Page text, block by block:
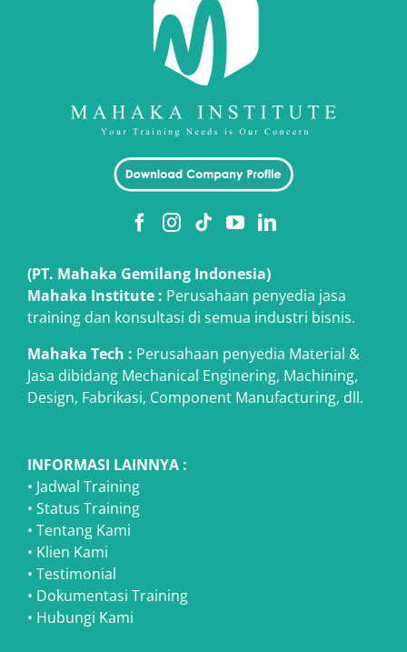
(PT. Mahaka Gemilang Indonesia)
Mahaka Institute : Perusahaan penyedia jasa
training dan konsultasi di semua industri bisnis.
Mahaka Tech : Perusahaan penyedia Material &
Jasa dibidang Mechanical Enginering, Machining,
Design, Fabrikasi, Component Manufacturing, dll.
INFORMASI LAINNYA :
• Jadwal Training
• Status Training
• Tentang Kami
• Klien Kami
• Testimonial
• Dokumentasi Training
• Hubungi Kami